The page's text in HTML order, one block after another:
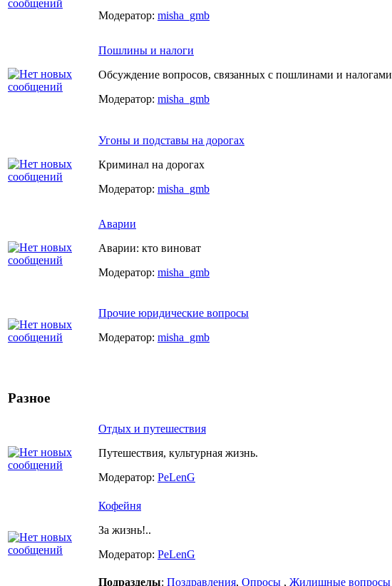
Модератор: misha_gmb
Пошлины и налоги
Обсуждение вопросов, связанных с пошлинами и налогами
Модератор: misha_gmb
Угоны и подставы на дорогах
Криминал на дорогах
Модератор: misha_gmb
Аварии
Аварии: кто виноват
Модератор: misha_gmb
Прочие юридические вопросы
Модератор: misha_gmb
Разное
Отдых и путешествия
Путешествия, культурная жизнь.
Модератор: PeLenG
Кофейня
За жизнь!..
Модератор: PeLenG
Подразделы: Поздравления, Опросы , Жилищные вопросы